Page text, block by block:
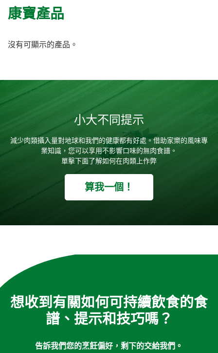
康寶產品
沒有可顯示的產品。
小大不同提示
減少肉類攝入量對地球和我們的健康都有好處。借助家樂的風味專
業知識，您可以享用不影響口味的無肉食譜。
單擊下面了解如何在肉類上作弊
算我一個！
想收到有關如何可持續飲食的食
譜、提示和技巧嗎？
告訴我們您的烹飪偏好，剩下的交給我們。